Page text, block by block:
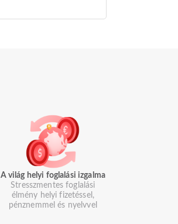
A világ helyi foglalási izgalma
Stresszmentes foglalási
élmény helyi fizetéssel,
pénznemmel és nyelvvel